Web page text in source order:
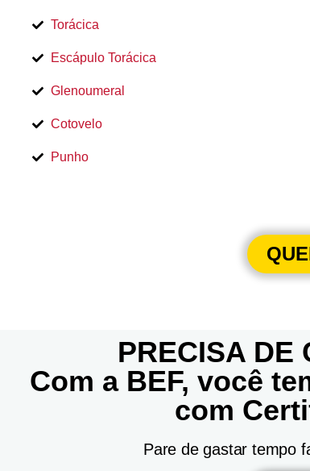
Torácica
Escápulo Torácica
Glenoumeral
Cotovelo
Punho
PRECISA DE
Com a BEF, você
com
Pare de gastar tempo